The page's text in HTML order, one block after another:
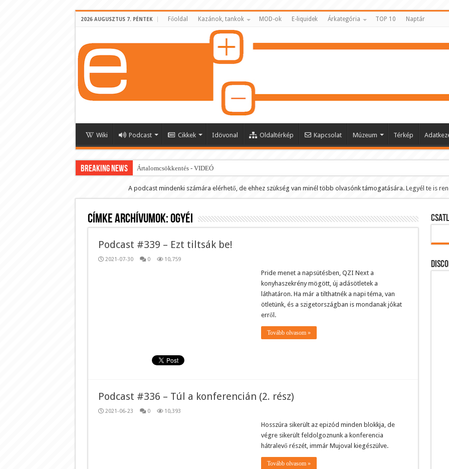
2026 AUGUSZTUS 7. PÉNTEK Főoldal Kazánok, tankok MOD-ok E-liquidek Árkategória TOP 10 Naptár
Wiki Podcast Cikkek Idövonal Oldaltérkép Kapcsolat Múzeum Térkép
BREAKING NEWS Ártalomcsökkentés - VIDEÓ
E-cigi használati szokások 2.0
Android Podcast alkalmazás letöltése
Párásító podcast lejátszási lista
A podcast mindenki számára elérhető, de ehhez szükség van minél több olvasónk támogatására. Legyél te is
Címke archívumok:OGYÉI
Podcast #339 – Ezt tiltsák be!
2021-07-30 0 10,759
Pride menet a napsütésben, QZI Next a
konyhaszekrény mögött, új adásötletek a
láthatáron. Ha már a tilthatnék a napi téma, van
ötletünk, és a szigetországban is mondanak jókat
erről.
Tovább olvasom »
Podcast #336 – Túl a konferencián (2. rész)
2021-06-23 0 10,393
Hosszúra sikerült az epizód minden blokkja, de
végre sikerült feldolgoznunk a konferencia
hátralevő részét, immár Mujoval kiegészülve.
Tovább olvasom »